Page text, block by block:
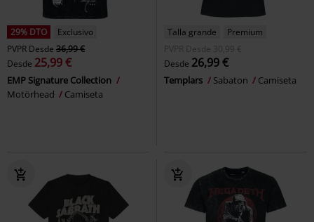
29% DTO
Exclusivo
PVPR Desde 36,99 €
Desde 25,99 €
EMP Signature Collection
Motörhead
Camiseta
Talla grande
Premium
PVPR
Desde 30,99 €
Desde 26,99 €
Templars Sabaton Camiseta